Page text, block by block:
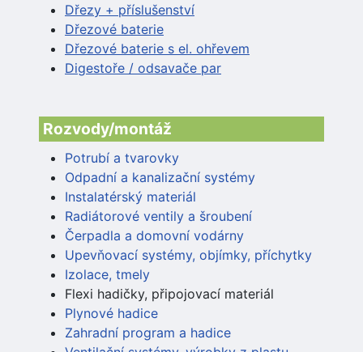
Dřezy + příslušenství
Dřezové baterie
Dřezové baterie s el. ohřevem
Digestoře / odsavače par
Rozvody/montáž
Potrubí a tvarovky
Odpadní a kanalizační systémy
Instalatérský materiál
Radiátorové ventily a šroubení
Čerpadla a domovní vodárny
Upevňovací systémy, objímky, příchytky
Izolace, tmely
Flexi hadičky, připojovací materiál
Plynové hadice
Zahradní program a hadice